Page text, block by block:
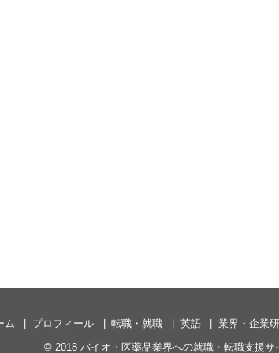
ム プロフィール 転職・就職 英語 業界・企業
© 2018 バイオ・医薬品業界への就職・転職支援サ